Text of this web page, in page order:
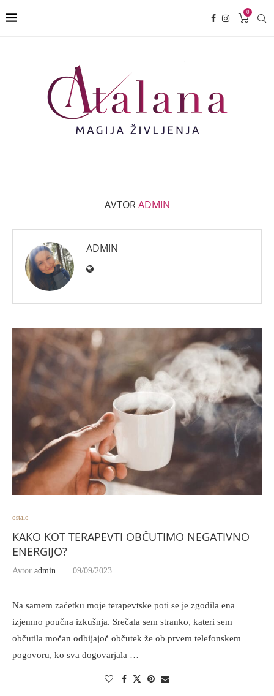
0
AVTORADMIN
ADMIN
ostalo
KAKO KOT TERAPEVTI OBČUTIMO NEGATIVNO
ENERGIJO?
Avtor admin 09/09/2023
Na samem začetku moje terapevtske poti se je zgodila ena
izjemno poučna izkušnja. Srečala sem stranko, kateri sem
občutila močan odbijajoč občutek že ob prvem telefonskem
pogovoru, ko sva dogovarjala …